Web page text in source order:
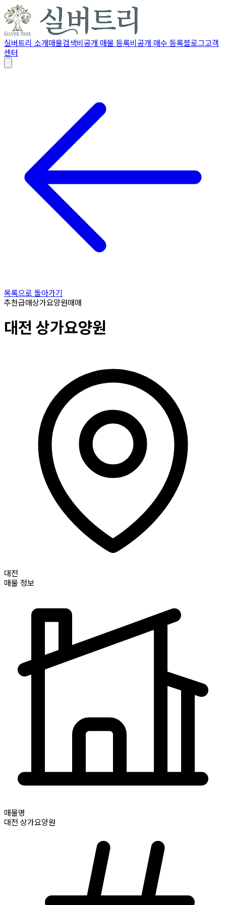
실버트리 소개매물검색비공개 매물 등록비공개 매수 등록블로그고객
센터
목록으로 돌아가기
추천급매상가요양원매매
대전 상가요양원
대전
매물 정보
매물명
대전 상가요양원